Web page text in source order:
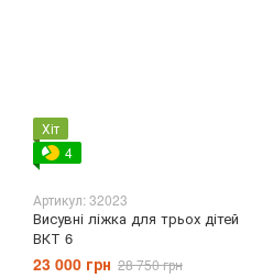
Хіт
4
Артикул: 32023
Висувні ліжка для трьох дітей
ВКТ 6
23 000 грн 28 750 грн